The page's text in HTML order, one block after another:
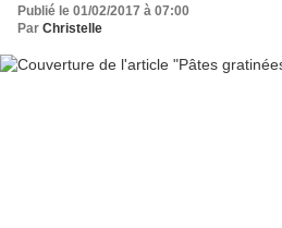
Publié le 01/02/2017 à 07:00
Par Christelle